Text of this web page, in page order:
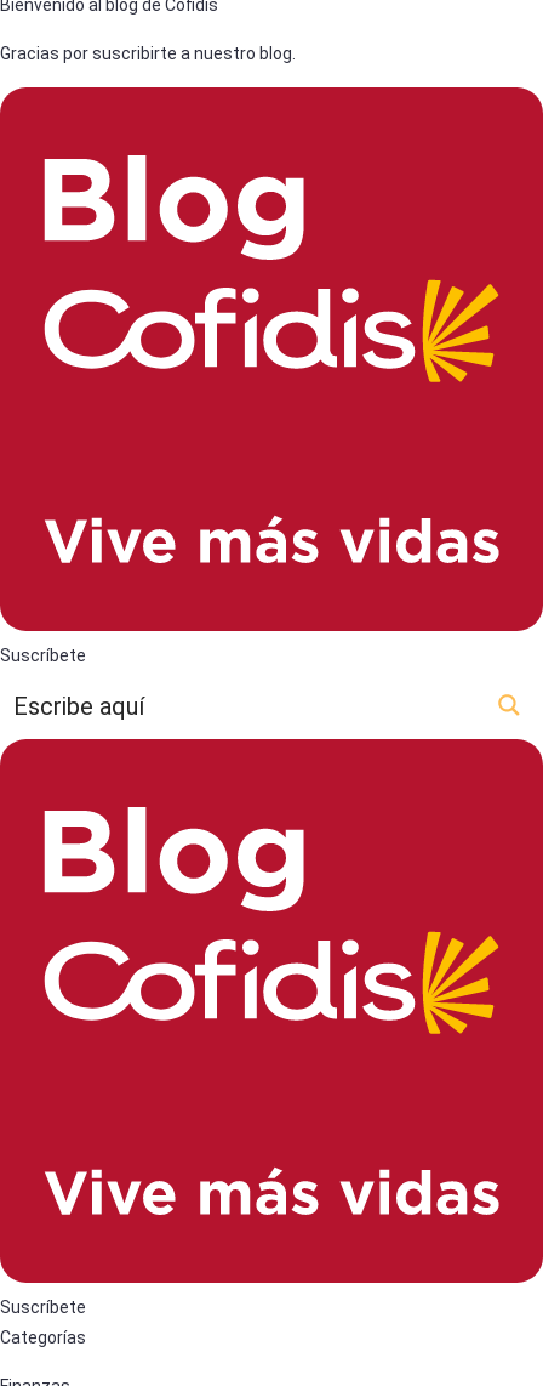
Bienvenido al blog de Cofidis
Gracias por suscribirte a nuestro blog.
Suscríbete
Suscríbete
Categorías